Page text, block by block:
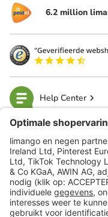
6.2 million
Help Center
limango
Veilig winkelen
Klantenservice